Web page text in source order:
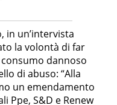
in un’intervista
la volontà di far
dannoso
di abuso: “Alla
un emendamento
Ppe, S&D e Renew